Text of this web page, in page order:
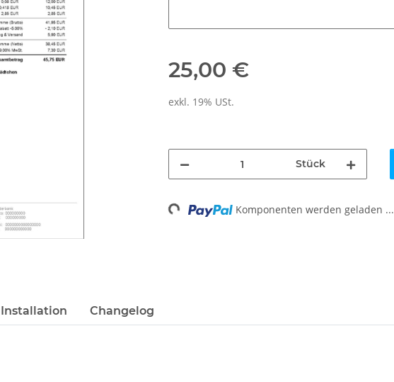
25,00 €
exkl. 19% USt.
Stück
Loading... Komponenten werden geladen ...
Installation Changelog